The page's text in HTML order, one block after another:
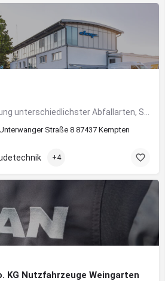
Straße 8 87437 Kempten
+4
KG Nutzfahrzeuge Weingarten